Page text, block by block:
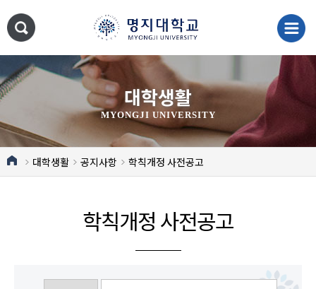
대학생활
MYONGJI UNIVERSITY
대학생활 공지사항 학칙개정 사전공고
학칙개정 사전공고